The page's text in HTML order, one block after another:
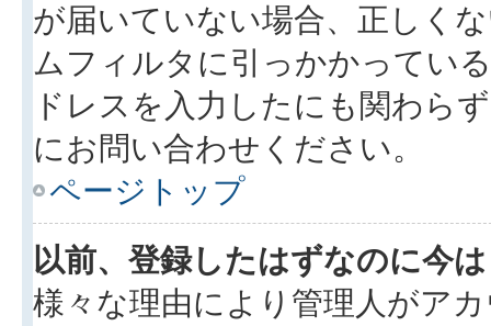
が届いていない場合、正しく
ムフィルタに引っかかってい
ドレスを入力したにも関わら
にお問い合わせください。
ページトップ
以前、登録したはずなのに今
様々な理由により管理人がア